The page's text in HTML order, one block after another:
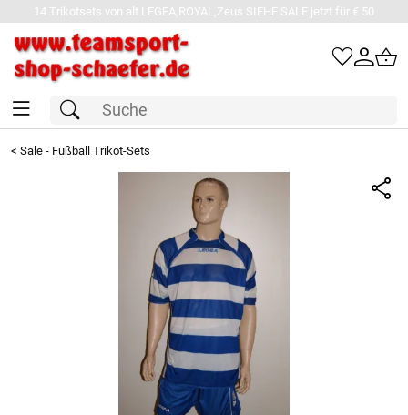
14 Trikotsets von alt.LEGEA,ROYAL,Zeus SIEHE SALE jetzt für € 50
< Sale - Fußball Trikot-Sets